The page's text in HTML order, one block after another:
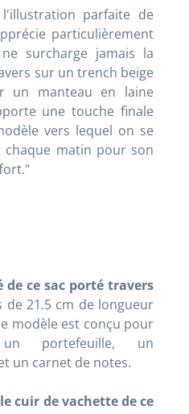
parfaite de
particulièrement
surcharge jamais la
sur un trench beige
un manteau en laine
une touche finale
vers lequel on se
matin pour son
de ce sac porté travers
de 21.5 cm de longueur
modèle est conçu pour
portefeuille, un
un carnet de notes.
cuir de vachette de ce